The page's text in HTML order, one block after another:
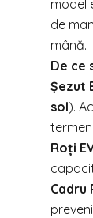
model
de
mână.
De ce
Șezut
sol).
Roți
Cadru